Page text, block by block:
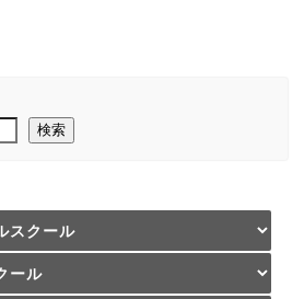
検索